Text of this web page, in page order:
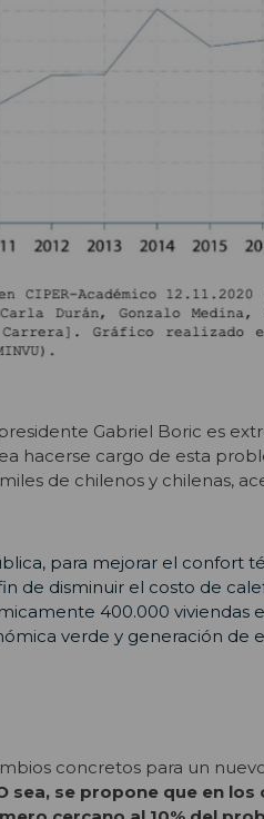
Gabriel Boric es
hacerse cargo de esta
de chilenos y chilenas,
para mejorar el confort
de disminuir el costo de
400.000 viviendas
verde y generación de
concretos para un
sea, se propone que en los